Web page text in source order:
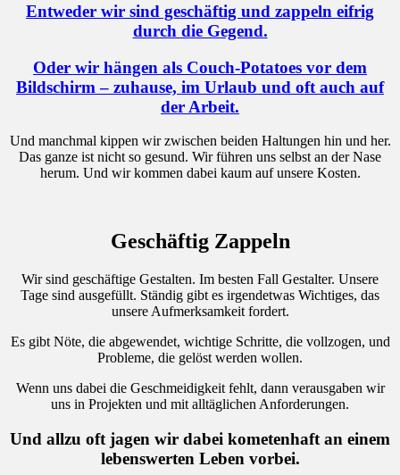
Entweder wir sind geschäftig und zappeln eifrig
durch die Gegend.
Oder wir hängen als Couch-Potatoes vor dem
Bildschirm – zuhause, im Urlaub und oft auch auf
der Arbeit.
Und manchmal kippen wir zwischen beiden Haltungen hin und her.
Das ganze ist nicht so gesund. Wir führen uns selbst an der Nase
herum. Und wir kommen dabei kaum auf unsere Kosten.
Geschäftig Zappeln
Wir sind geschäftige Gestalten. Im besten Fall Gestalter. Unsere
Tage sind ausgefüllt. Ständig gibt es irgendetwas Wichtiges, das
unsere Aufmerksamkeit fordert.
Es gibt Nöte, die abgewendet, wichtige Schritte, die vollzogen, und
Probleme, die gelöst werden wollen.
Wenn uns dabei die Geschmeidigkeit fehlt, dann verausgaben wir
uns in Projekten und mit alltäglichen Anforderungen.
Und allzu oft jagen wir dabei kometenhaft an einem
lebenswerten Leben vorbei.